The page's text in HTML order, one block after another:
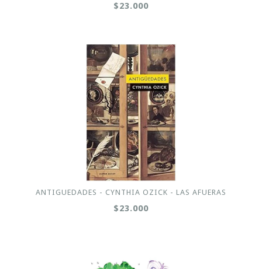
$23.000
ANTIGUEDADES - CYNTHIA OZICK - LAS AFUERAS
$23.000